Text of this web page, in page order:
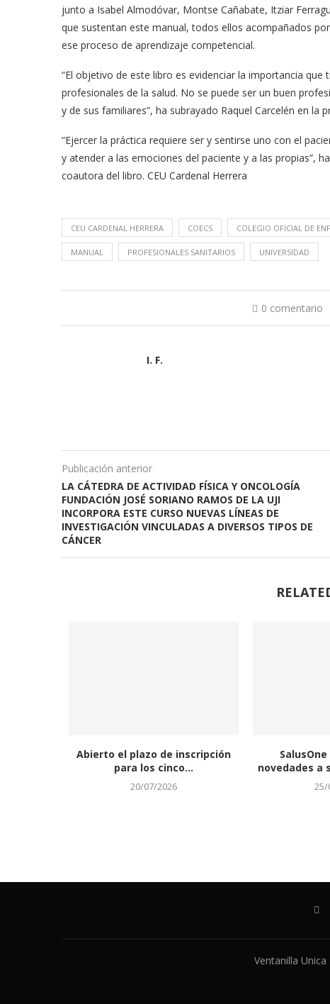
junto a Isabel Almodóvar, Montse Cañabate, Itziar
que sustentan este manual, todos ellos acompañados
ese proceso de aprendizaje competencial.
“El objetivo de este libro es evidenciar la importancia
profesionales de la salud. No se puede ser un buen
y de sus familiares”, ha subrayado Raquel Carcelén en la
“Ejercer la práctica requiere ser y sentirse uno con el
y atender a las emociones del paciente y a las propias”,
coautora del libro. CEU Cardenal Herrera
CEU CARDENAL HERRERA COECS COLEGIO OFICIAL DE
MANUAL PROFESIONALES SANITARIOS UNIVERSIDAD
0 comentario
I. F.
Publicación anterior
LA CÁTEDRA DE ACTIVIDAD FÍSICA Y ONCOLOGÍA
FUNDACIÓN JOSÉ SORIANO RAMOS DE LA UJI
INCORPORA ESTE CURSO NUEVAS LÍNEAS DE
INVESTIGACIÓN VINCULADAS A DIVERSOS TIPOS DE
CÁNCER
Abierto el plazo de inscripción
para los cinco...
20/07/2026
novedades a
25/
Ventanilla Unica